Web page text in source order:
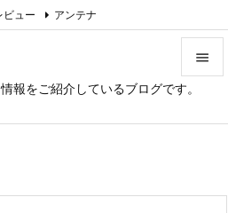
報をご紹介しているブログです。

ビュー アンテナ